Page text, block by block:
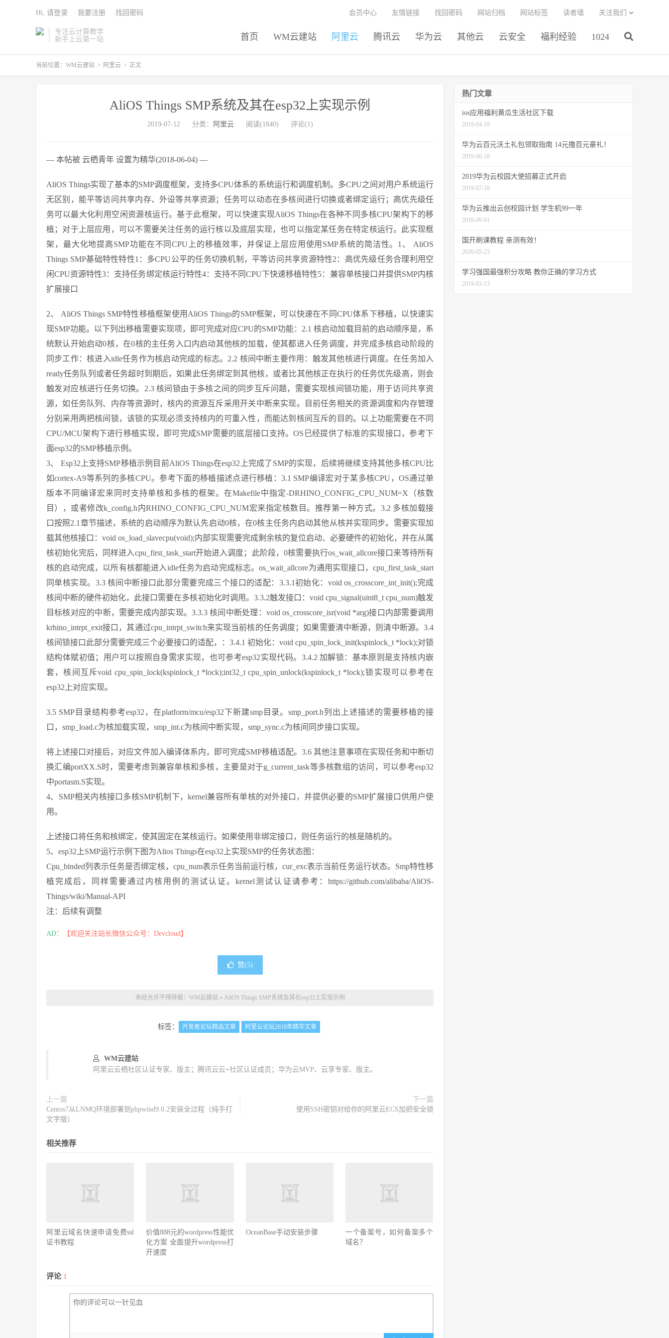
专注云计算教学
新手上云第一站
首页 WM云建站 阿里云 腾讯云 华为云 其他云 云安全 福利经验 1024
会员中心 友情链接 找回密码 网站归档 网站标签 读者墙 关注我们
Hi, 请登录 我要注册 找回密码
当前位置： WM云建站 > 阿里云 > 正文
AliOS Things SMP系统及其在esp32上实现示例
2019-07-12 分类： 阿里云 阅读(1840) 评论(1)
— 本帖被 云栖青年 设置为精华(2018-06-04) —
AliOS Things实现了基本的SMP调度框架，支持多CPU体系的系统运行和调度机制。多CPU之间对用户系统运行
无区别，能平等访问共享内存、外设等共享资源；任务可以动态在多核间进行切换或者绑定运行；高优先级任
务可以最大化利用空闲资源核运行。基于此框架，可以快速实现AliOS Things在各种不同多核CPU架构下的移
植；对于上层应用，可以不需要关注任务的运行核以及底层实现，也可以指定某任务在特定核运行。此实现框
架，最大化地提高SMP功能在不同CPU上的移植效率，并保证上层应用使用SMP系统的简洁性。1、 AliOS
Things SMP基础特性特性1：多CPU公平的任务切换机制，平等访问共享资源特性2：高优先级任务合理利用空
闲CPU资源特性3：支持任务绑定核运行特性4：支持不同CPU下快速移植特性5：兼容单核接口并提供SMP内核
扩展接口
2、 AliOS Things SMP特性移植框架使用AliOS Things的SMP框架，可以快速在不同CPU体系下移植，以快速实
现SMP功能。以下列出移植需要实现项，即可完成对应CPU的SMP功能：2.1 核启动加载目前的启动顺序是，系
统默认开始启动0核，在0核的主任务入口内启动其他核的加载，使其都进入任务调度，并完成多核启动阶段的
同步工作：核进入idle任务作为核启动完成的标志。2.2 核间中断主要作用：触发其他核进行调度。在任务加入
ready任务队列或者任务超时到期后，如果此任务绑定到其他核，或者比其他核正在执行的任务优先级高，则会
触发对应核进行任务切换。2.3 核间锁由于多核之间的同步互斥问题，需要实现核间锁功能，用于访问共享资
源，如任务队列、内存等资源时，核内的资源互斥采用开关中断来实现。目前任务相关的资源调度和内存管理
分别采用两把核间锁，该锁的实现必须支持核内的可重入性，而能达到核间互斥的目的。以上功能需要在不同
CPU/MCU架构下进行移植实现，即可完成SMP需要的底层接口支持。OS已经提供了标准的实现接口，参考下
面esp32的SMP移植示例。
3、 Esp32上支持SMP移植示例目前AliOS Things在esp32上完成了SMP的实现，后续将继续支持其他多核CPU比
如cortex-A9等系列的多核CPU。参考下面的移植描述点进行移植：3.1 SMP编译宏对于某多核CPU，OS通过单
版本不同编译宏来同时支持单核和多核的框架。在Makefile中指定-DRHINO_CONFIG_CPU_NUM=X（核数
目），或者修改k_config.h内RHINO_CONFIG_CPU_NUM宏来指定核数目。推荐第一种方式。3.2 多核加载接
口按照2.1章节描述，系统的启动顺序为默认先启动0核，在0核主任务内启动其他从核并实现同步。需要实现加
载其他核接口：void os_load_slavecpu(void);内部实现需要完成剩余核的复位启动、必要硬件的初始化，并在从属
核初始化完后，同样进入cpu_first_task_start开始进入调度；此阶段，0核需要执行os_wait_allcore接口来等待所有
核的启动完成，以所有核都能进入idle任务为启动完成标志。os_wait_allcore为通用实现接口，cpu_first_task_start
同单核实现。3.3 核间中断接口此部分需要完成三个接口的适配：3.3.1初始化：void os_crosscore_int_init();完成
核间中断的硬件初始化，此接口需要在多核初始化时调用。3.3.2触发接口：void cpu_signal(uint8_t cpu_num)触发
目标核对应的中断，需要完成内部实现。3.3.3 核间中断处理：void os_crosscore_isr(void *arg)接口内部需要调用
krhino_intrpt_exit接口，其通过cpu_intrpt_switch来实现当前核的任务调度；如果需要清中断源，则清中断源。3.4
核间锁接口此部分需要完成三个必要接口的适配，：3.4.1 初始化：void cpu_spin_lock_init(kspinlock_t *lock);对锁
结构体赋初值；用户可以按照自身需求实现，也可参考esp32实现代码。3.4.2 加解锁：基本原则是支持核内嵌
套，核间互斥void cpu_spin_lock(kspinlock_t *lock);int32_t cpu_spin_unlock(kspinlock_t *lock);锁实现可以参考在
esp32上对应实现。
3.5 SMP目录结构参考esp32，在platform/mcu/esp32下新建smp目录。smp_port.h列出上述描述的需要移植的接
口，smp_load.c为核加载实现，smp_int.c为核间中断实现，smp_sync.c为核间同步接口实现。
将上述接口对接后，对应文件加入编译体系内，即可完成SMP移植适配。3.6 其他注意事项在实现任务和中断切
换汇编portXX.S时，需要考虑到兼容单核和多核，主要是对于g_current_task等多核数组的访问，可以参考esp32
中portasm.S实现。
4、SMP相关内核接口多核SMP机制下，kernel兼容所有单核的对外接口，并提供必要的SMP扩展接口供用户使
用。
上述接口将任务和核绑定，使其固定在某核运行。如果使用非绑定接口，则任务运行的核是随机的。
5、esp32上SMP运行示例下图为Alios Things在esp32上实现SMP的任务状态图：
Cpu_binded列表示任务是否绑定核，cpu_num表示任务当前运行核，cur_exc表示当前任务运行状态。Smp特性移
植完成后，同样需要通过内核用例的测试认证。kernel测试认证请参考：https://github.com/alibaba/AliOS-
Things/wiki/Manual-API
注：后续有调整
AD： 【欢迎关注站长微信公众号：Devcloud】
赞(5)
未经允许不得转载： WM云建站» AliOS Things SMP系统及其在esp32上实现示例
标签： 开发者论坛精品文章 阿里云论坛2018年精华文章
WM云建站
阿里云云栖社区认证专家、版主；腾讯云云+社区认证成员；华为云MVP、云享专家、版主。
上一篇
Centos7从LNMQ环境部署到phpwind9.0.2安装全过程（纯手打
文字版）
下一篇
使用SSH密钥对给你的阿里云ECS加把安全锁
相关推荐
阿里云域名快速申请免费ssl
证书教程
价值888元的wordpress性能优
化方案 全面提升wordpress打
开速度
OceanBase手动安装步骤
一个备案号，如何备案多个
域名？
评论 1
热门文章
ios应用福利黄瓜生活社区下载
2019-04-19
华为云百元沃土礼包领取指南 14元撸百元豪礼！
2019-06-18
2019华为云校园大使招募正式开启
2019-07-18
华为云推出云创校园计划 学生机99一年
2018-09-01
国开刷课教程 亲测有效！
2020-05-23
学习强国最强积分攻略 教你正确的学习方式
2019-03-13